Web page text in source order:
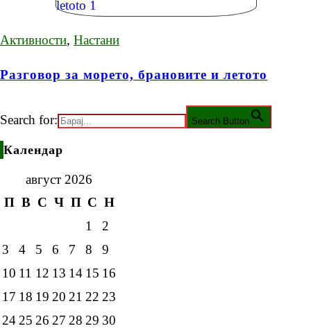
Активности, Настани
Разговор за морето, брановите и летото
Search for: Search Button
Календар
август 2026
П В С Ч П С Н
1
2
3
4 5 6 7 8
9
10 11 12 13 14 15 16
17 18 19 20 21 22 23
24 25 26 27 28 29 30